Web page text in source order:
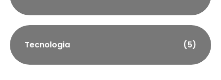
Tecnologia (5)